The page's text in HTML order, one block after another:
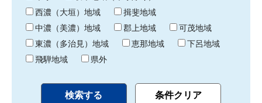
り 西濃（大垣）地域
揖斐地域
中濃（美濃）地域
郡上地域
可茂地域
東濃（多治見）地域
恵那地域
下呂地域
飛騨地域
県外